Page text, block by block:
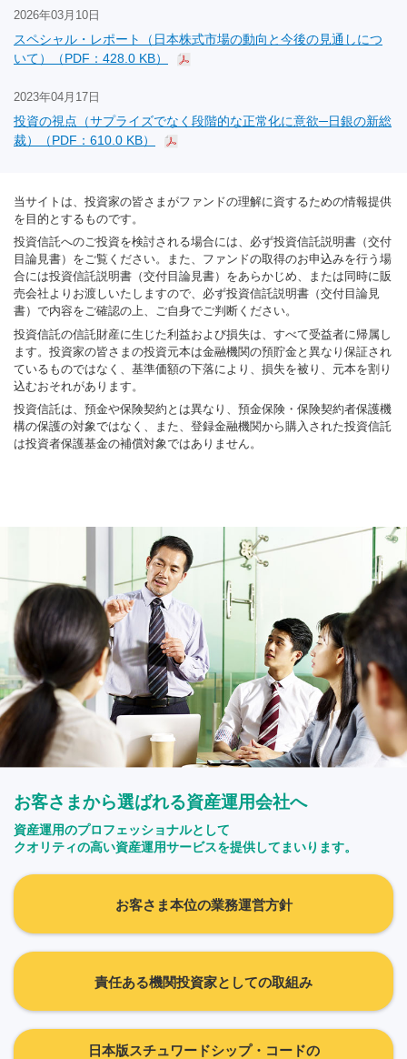
2026年03月10日
スペシャル・レポート（日本株式市場の動向と今後の見通しにつ
いて）（PDF：428.0 KB）
2023年04月17日
投資の視点（サプライズでなく段階的な正常化に意欲─日銀の新総
裁）（PDF：610.0 KB）
当サイトは、投資家の皆さまがファンドの理解に資するための情報提供
を目的とするものです。
投資信託へのご投資を検討される場合には、必ず投資信託説明書（交付
目論見書）をご覧ください。また、ファンドの取得のお申込みを行う場
合には投資信託説明書（交付目論見書）をあらかじめ、または同時に販
売会社よりお渡しいたしますので、必ず投資信託説明書（交付目論見
書）で内容をご確認の上、ご自身でご判断ください。
投資信託の信託財産に生じた利益および損失は、すべて受益者に帰属し
ます。投資家の皆さまの投資元本は金融機関の預貯金と異なり保証され
ているものではなく、基準価額の下落により、損失を被り、元本を割り
込むおそれがあります。
投資信託は、預金や保険契約とは異なり、預金保険・保険契約者保護機
構の保護の対象ではなく、また、登録金融機関から購入された投資信託
は投資者保護基金の補償対象ではありません。
お客さまから選ばれる資産運用会社へ
資産運用のプロフェッショナルとして
クオリティの高い資産運用サービスを提供してまいります。
お客さま本位の業務運営方針
責任ある機関投資家としての取組み
日本版スチュワードシップ・コードの